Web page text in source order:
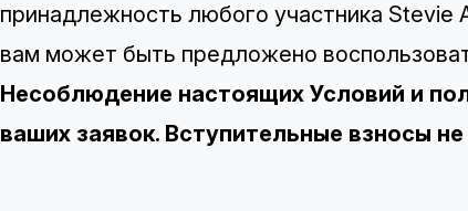
принадлежность любого участника Stevie
вам может быть предложено
Несоблюдение настоящих Условий и
ваших заявок. Вступительные взносы